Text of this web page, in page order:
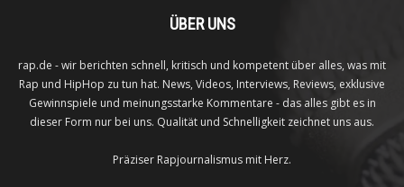
ÜBER UNS
rap.de - wir berichten schnell, kritisch und kompetent über alles, was mit
Rap und HipHop zu tun hat. News, Videos, Interviews, Reviews, exklusive
Gewinnspiele und meinungsstarke Kommentare - das alles gibt es in
dieser Form nur bei uns. Qualität und Schnelligkeit zeichnet uns aus.
Präziser Rapjournalismus mit Herz.